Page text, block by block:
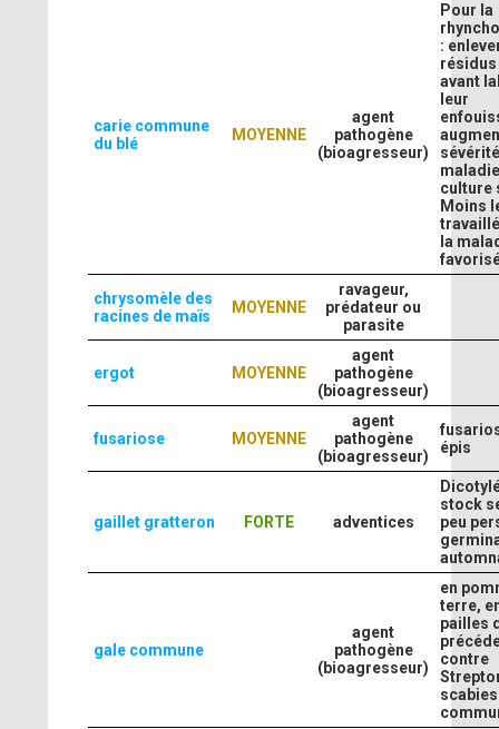
carie commune
du blé
MOYENNE
agent
pathogène
(bioagresseur)
Pour la
:
avant
leur
culture
Moins
la
chrysomèle des
racines de maïs
MOYENNE
ravageur,
prédateur ou
parasite
ergot MOYENNE
agent
pathogène
(bioagresseur)
fusariose MOYENNE
agent
pathogène
(bioagresseur)
épis
gaillet gratteron FORTE adventices
stock
peu
gale commune
agent
pathogène
(bioagresseur)
en
terre,
pailles
contre